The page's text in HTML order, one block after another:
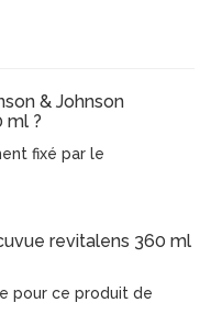
& Johnson
ml ?
fixé par le
revitalens 360 ml
pour ce produit de